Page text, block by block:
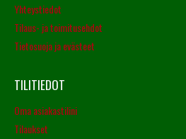
Yhteystiedot
Tilaus- ja toimitusehdot
Tietosuoja ja evästeet
TILITIEDOT
Oma asiakastilini
Tilaukset